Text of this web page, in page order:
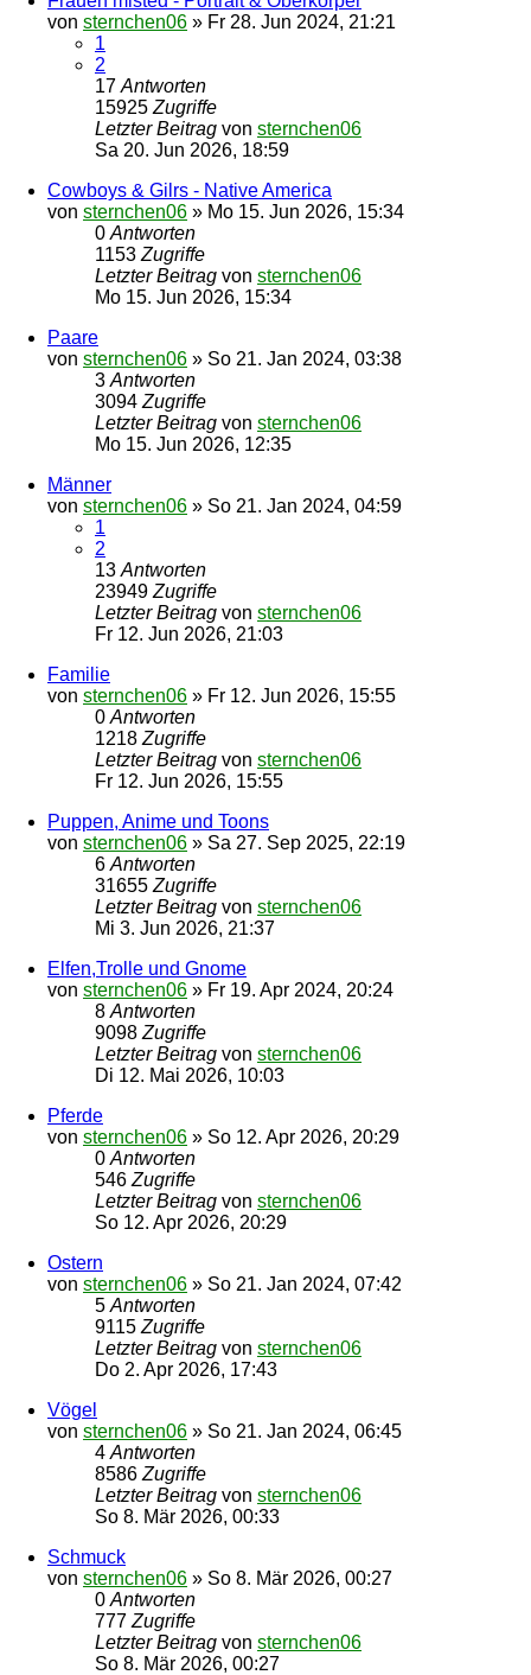
von sternchen06 » Fr 28. Jun 2024, 21:21
1
2
17 Antworten
15925 Zugriffe
Letzter Beitrag von sternchen06
Sa 20. Jun 2026, 18:59
Cowboys & Gilrs - Native America
von sternchen06 » Mo 15. Jun 2026, 15:34
0 Antworten
1153 Zugriffe
Letzter Beitrag von sternchen06
Mo 15. Jun 2026, 15:34
Paare
von sternchen06 » So 21. Jan 2024, 03:38
3 Antworten
3094 Zugriffe
Letzter Beitrag von sternchen06
Mo 15. Jun 2026, 12:35
Männer
von sternchen06 » So 21. Jan 2024, 04:59
1
2
13 Antworten
23949 Zugriffe
Letzter Beitrag von sternchen06
Fr 12. Jun 2026, 21:03
Familie
von sternchen06 » Fr 12. Jun 2026, 15:55
0 Antworten
1218 Zugriffe
Letzter Beitrag von sternchen06
Fr 12. Jun 2026, 15:55
Puppen, Anime und Toons
von sternchen06 » Sa 27. Sep 2025, 22:19
6 Antworten
31655 Zugriffe
Letzter Beitrag von sternchen06
Mi 3. Jun 2026, 21:37
Elfen,Trolle und Gnome
von sternchen06 » Fr 19. Apr 2024, 20:24
8 Antworten
9098 Zugriffe
Letzter Beitrag von sternchen06
Di 12. Mai 2026, 10:03
Pferde
von sternchen06 » So 12. Apr 2026, 20:29
0 Antworten
546 Zugriffe
Letzter Beitrag von sternchen06
So 12. Apr 2026, 20:29
Ostern
von sternchen06 » So 21. Jan 2024, 07:42
5 Antworten
9115 Zugriffe
Letzter Beitrag von sternchen06
Do 2. Apr 2026, 17:43
Vögel
von sternchen06 » So 21. Jan 2024, 06:45
4 Antworten
8586 Zugriffe
Letzter Beitrag von sternchen06
So 8. Mär 2026, 00:33
Schmuck
von sternchen06 » So 8. Mär 2026, 00:27
0 Antworten
777 Zugriffe
Letzter Beitrag von sternchen06
So 8. Mär 2026, 00:27